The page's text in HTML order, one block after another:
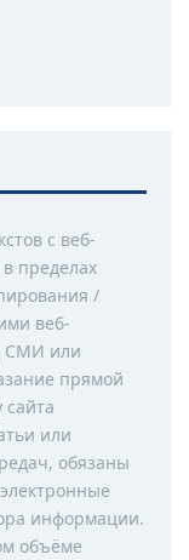
с веб-
пределах
/
веб-
СМИ или
прямой
или
обязаны
информации.
объёме